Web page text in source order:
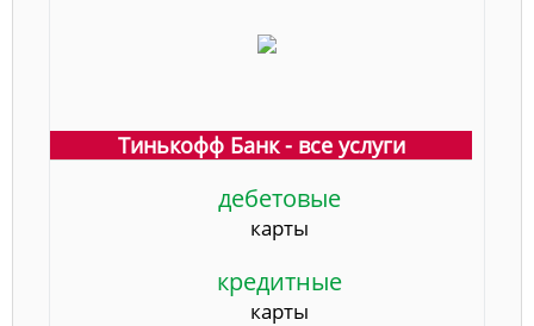
Тинькофф Банк - все услуги
дебетовые
карты
кредитные
карты